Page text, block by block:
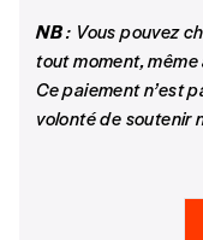
Je
Format
Format
Entretien avecSophie
Kabane Collective
vie et une opportunité
au-delà de nos biais,
La palabre : un
Jean Godefroy
NB: Vous pouvez
tout moment,
Ce paiement n’est
volonté de soutenir